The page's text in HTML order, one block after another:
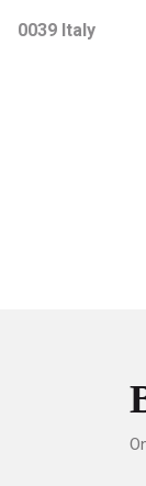
V-
0039 Italy